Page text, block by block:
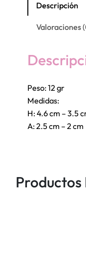
e
Descripción
Valoraciones
Peso: 12 gr
Medidas:
H: 4.6 cm – 3.5
A: 2.5 cm – 2 cm
Productos